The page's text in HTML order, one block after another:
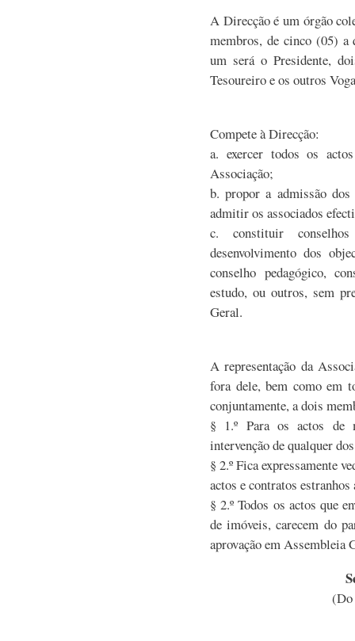
A Direcção é um órgão
membros, de cinco (05) a
um será o Presidente,
Tesoureiro e os outros
Compete à Direcção:
a. exercer todos os
Associação;
b. propor a admissão dos
admitir os associados
c. constituir
desenvolvimento dos
conselho pedagógico,
estudo, ou outros, sem
Geral.
A representação da
fora dele, bem como em
conjuntamente, a dois
§ 1.º Para os actos de
intervenção de qualquer
§ 2.º Fica expressamente
actos e contratos
§ 2.º Todos os actos que
de imóveis, carecem do
aprovação em Assembleia
(Do